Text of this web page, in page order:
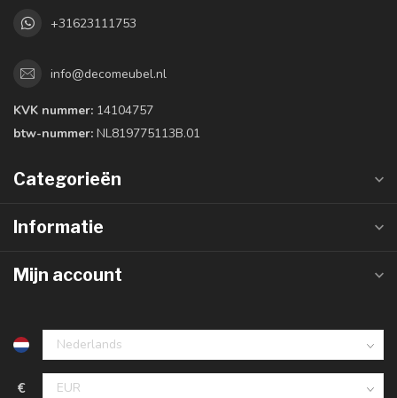
+31623111753
info@decomeubel.nl
KVK nummer: 14104757
btw-nummer: NL819775113B.01
Categorieën
Informatie
Mijn account
€